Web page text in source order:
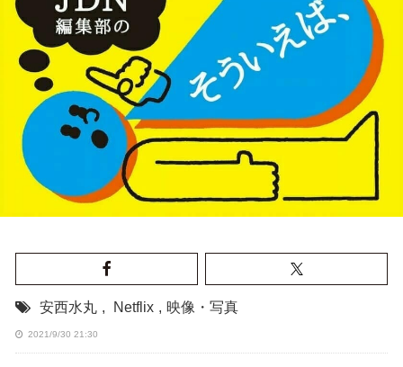
安西水丸 , Netflix , 映像・写真
2021/9/30 21:30